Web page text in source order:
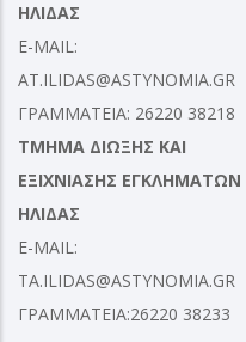
ΗΛΙΔΑΣ
E-MAIL:
AT.ILIDAS@ASTYNOMIA.GR
ΓΡΑΜΜΑΤΕΙΑ: 26220 38218
ΤΜΗΜΑ ΔΙΩΞΗΣ ΚΑΙ
ΕΞΙΧΝΙΑΣΗΣ ΕΓΚΛΗΜΑΤΩΝ
ΗΛΙΔΑΣ
E-MAIL:
TA.ILIDAS@ASTYNOMIA.GR
ΓΡΑΜΜΑΤΕΙΑ:26220 38233